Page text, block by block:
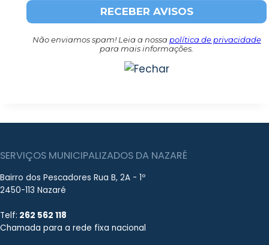
Não enviamos spam! Leia a nossa política de privacidade
para mais informações.
SERVIÇOS MUNICIPALIZADOS DA NAZARÉ
Bairro dos Pescadores Rua B, 2A - 1º
2450-113 Nazaré
Telf: 262 562 118
Chamada para a rede fixa nacional